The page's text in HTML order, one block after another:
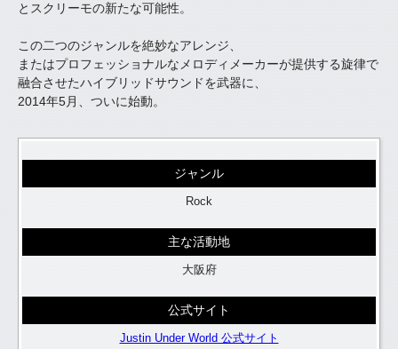
とスクリーモの新たな可能性。
この二つのジャンルを絶妙なアレンジ、
またはプロフェッショナルなメロディメーカーが提供する旋律で
融合させたハイブリッドサウンドを武器に、
2014年5月、ついに始動。
ジャンル
Rock
主な活動地
大阪府
公式サイト
Justin Under World 公式サイト